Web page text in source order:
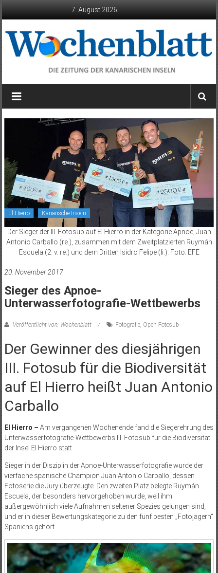
7. August 2026
Wochenblatt
die
El Hierro Kanarische Inseln
Der Sieger der III. Fotosub auf El Hierro in der Kategorie Apnoe, Juan
Antonio Carballo (re.), zusammen mit dem Zweitplatzierten Ruymán
Escuela (2. v. re.) und dem Dritten Isidro Felipe (li.). Foto: EFE
20. November 2017
Sieger des Apnoe-
Unterwasserfotografie-Wettbewerbs
Veröffentlicht von: Wochenblatt Fotografie, Open Fotosub
Der Gewinner des diesjährigen
III. Fotosub für die Biodiversität
auf El Hierro heißt Juan Antonio
Carballo
El Hierro – Am vergangenen Wochenende fand die Siegerehrung des
Unterwasserfotografie-Wettbewerbs III. Fotosub für die Biodiversität
der Insel El Hierro statt.
Sieger in der Disziplin der Apnoe-Unterwasserfotografie wurde der
vierfache spanische Champion Juan Antonio Carballo, dessen
Fotoserie die Jury überzeugte. Den zweiten Platz belegte Ruymán
Escuela, der besonders hervorgehoben wurde, weil ihm
außergewöhnlich viele Aufnahmen seltener Spezies gelungen sind,
und er in dieser Bewertungskategorie zu den fünf besten „Fotojägern“
Spaniens gehört.